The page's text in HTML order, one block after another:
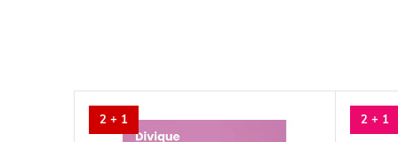
2 + 1 2 + 1